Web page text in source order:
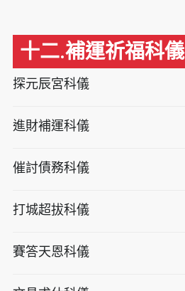
十二.補運祈福科儀
探元辰宮科儀
進財補運科儀
催討債務科儀
打城超拔科儀
賽答天恩科儀